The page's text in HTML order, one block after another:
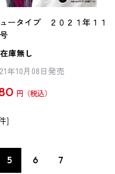
ータイプ ２０２１年１１
在庫無し
年10月08日発売
円
]
5 6 7